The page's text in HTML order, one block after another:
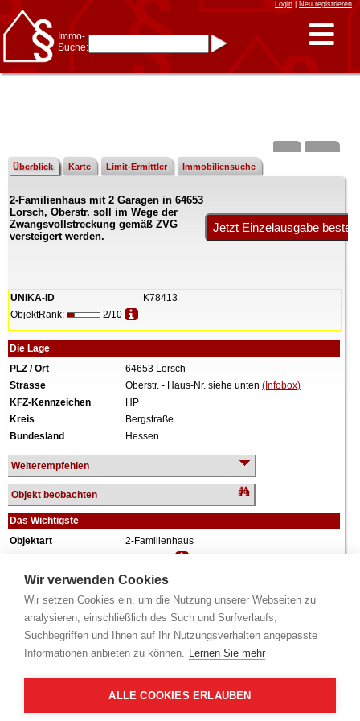
Wir verwenden Cookies
Wir setzen Cookies ein, um die Nutzung unserer Webseiten zu
analysieren, einschließlich des Such und Surfverlaufs,
Suchbegriffen und Ihnen auf Ihr Nutzungsverhalten angepasste
Informationen anbieten zu können. Lernen Sie mehr
ALLE COOKIES ERLAUBEN
Login| Neu registrieren
Immo-
Suche:
z.B.:15 Frankfurtfür
Frankfurt/Oder
und6 Frankfurtfür Frankfurt
Immobiliensuche
nach Kreis
nach Amtsgericht
Überblick Karte Limit-Ermittler Immobiliensuche
2-Familienhaus mit 2 Garagen in 64653
Lorsch, Oberstr. soll im Wege der
Zwangsvollstreckung gemäß ZVG
versteigert werden.
UNIKA-ID
K78413
ObjektRank:
2/10
Die Lage
PLZ / Ort
64653 Lorsch
Strasse
Oberstr. - Haus-Nr. siehe unten (Infobox)
KFZ-Kennzeichen
HP
Kreis
Bergstraße
Bundesland
Hessen
Weiterempfehlen
Objekt beobachten
Das Wichtigste
Objektart
2-Familienhaus
Wiederholungstermin
Nein
ca. 1962
Grundstück
Wohnfläche
200 m²
Weiteres
2 Geschosse, vollunterkellert, 2 Garagen, zum